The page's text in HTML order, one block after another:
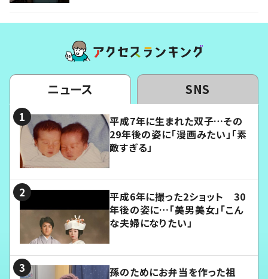
ニュース SNS
平成7年に生まれた双子…その
29年後の姿に「漫画みたい」「素
敵すぎる」
平成6年に撮った2ショット 30
年後の姿に…「美男美女」「こん
な夫婦になりたい」
孫のためにお弁当を作った祖